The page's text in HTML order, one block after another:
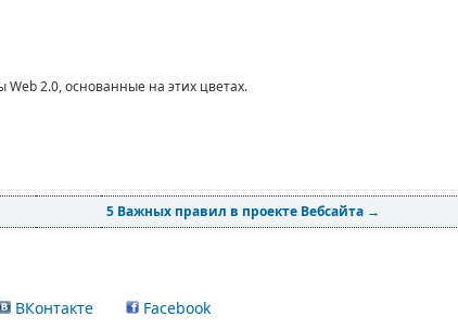
Web 2.0, основанные на этих цветах.
5 Важных правил в проекте Вебсайта →
ВКонтакте Facebook